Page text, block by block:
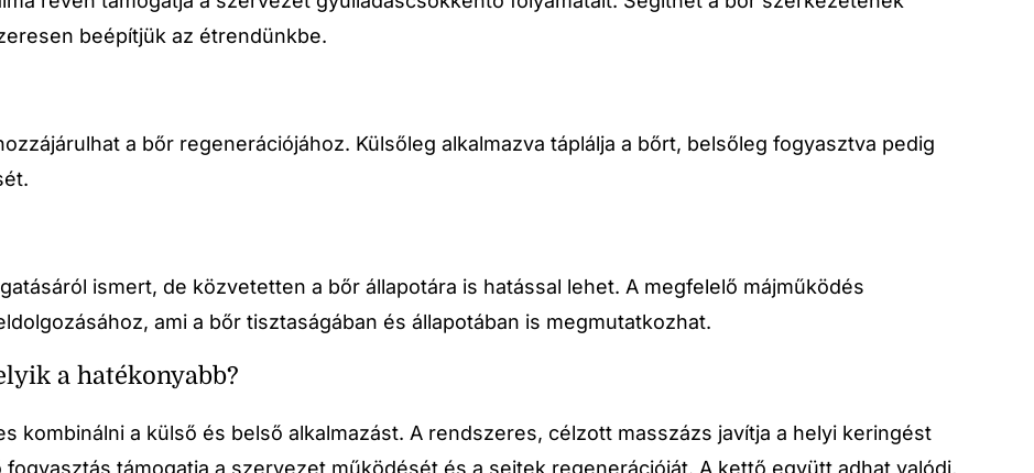
beépítjük az étrendünkbe.
a bőr regenerációjához. Külsőleg alkalmazva táplálja a bőrt, belsőleg fogyasztva pedig
ismert, de közvetetten a bőr állapotára is hatással lehet. A megfelelő májműködés
ami a bőr tisztaságában és állapotában is megmutatkozhat.
a hatékonyabb?
kombinálni a külső és belső alkalmazást. A rendszeres, célzott masszázs javítja a helyi keringést
támogatja a szervezet működését és a sejtek regenerációját. A kettő együtt adhat valódi,